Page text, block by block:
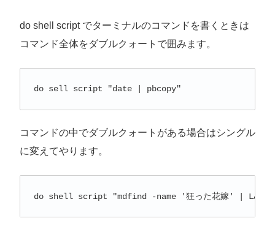
do shell script でターミナルのコマンドを書くときは
コマンド全体をダブルクォートで囲みます。
do sell script "date | pbcopy"
コマンドの中でダブルクォートがある場合はシングル
に変えてやります。
do shell script "mdfind -name '狂った花嫁' |